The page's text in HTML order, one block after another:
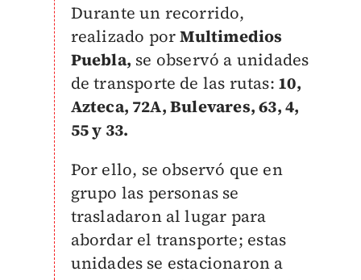
Durante un recorrido,
realizado porMultimedios
Puebla, se observó a unidades
de transporte de las rutas: 10,
Azteca, 72A, Bulevares, 63, 4,
55 y 33.
Por ello, se observó que en
grupo las personas se
trasladaron al lugar para
abordar el transporte; estas
unidades se estacionaron a